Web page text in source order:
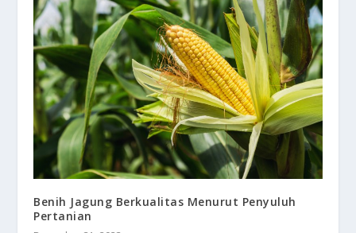
Benih Jagung Berkualitas Menurut Penyuluh
Pertanian